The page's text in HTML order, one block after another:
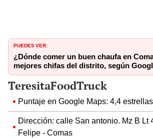
PUEDES VER:
¿Dónde comer un buen chaufa en
mejores chifas del distrito, según
TeresitaFoodTruck
Puntaje en Google Maps: 4,4
Dirección: calle San antonio. Mz B Lt
Felipe - Comas